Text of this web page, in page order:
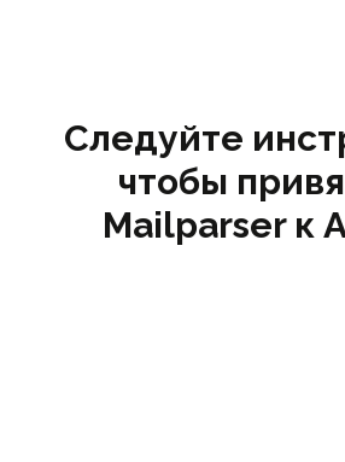
Следуйте
чтобы
Mailparser к